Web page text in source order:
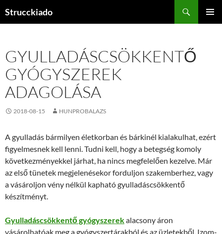
Strucckiado
GYULLADÁSCSÖKKENTŐ
GYÓGYSZEREK
ADAGOLÁSA
2018-08-15 HUNPROBALAZS
A gyulladás bármilyen életkorban és bárkinél kialakulhat, ezért
figyelmesnek kell lenni. Tudni kell, hogy a betegség komoly
következményekkel járhat, ha nincs megfelelően kezelve. Már
az első tünetek megjelenésekor forduljon szakemberhez, vagy
a vásároljon vény nélkül kapható gyulladáscsökkentő
készítményt.
Gyulladáscsökkentő gyógyszerekalacsony áron
vásárolhatóak meg a gyógyszertárakból és az üzletekből. Izom-